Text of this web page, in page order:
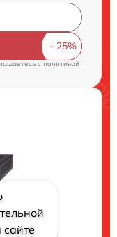
cполитикой